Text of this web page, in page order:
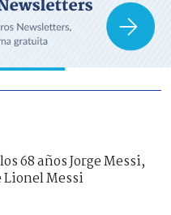
68 años Jorge Messi,
Lionel Messi